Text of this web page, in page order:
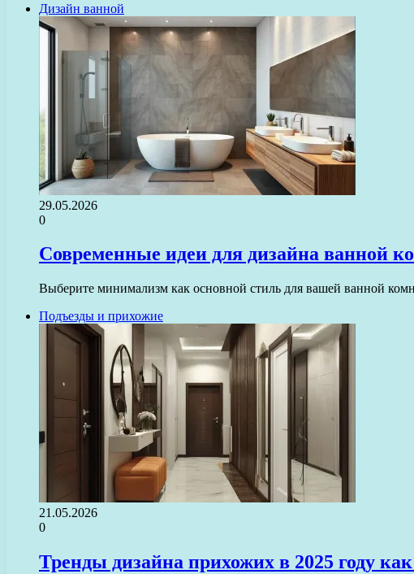
Дизайн ванной
29.05.2026
0
Современные идеи для дизайна ванной
Выберите минимализм как основной стиль для вашей ванной
Подъезды и прихожие
21.05.2026
0
Тренды дизайна прихожих в 2025 году